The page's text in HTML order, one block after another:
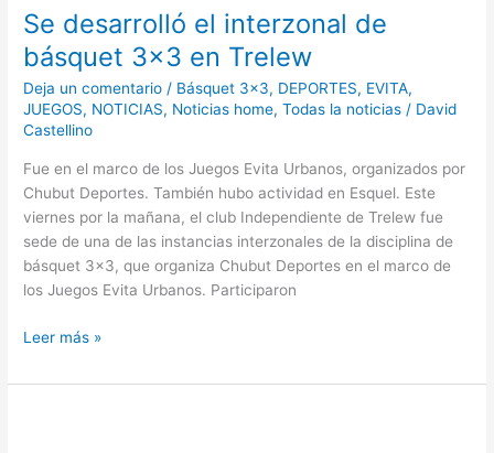
Se desarrolló el interzonal de
básquet 3×3 en Trelew
Deja un comentario / Básquet 3x3, DEPORTES, EVITA,
JUEGOS, NOTICIAS, Noticias home,Todas la noticias / David
Castellino
Fue en el marco de los Juegos Evita Urbanos, organizados por
Chubut Deportes. También hubo actividad en Esquel. Este
viernes por la mañana, el club Independiente de Trelew fue
sede de una de las instancias interzonales de la disciplina de
básquet 3×3, que organiza Chubut Deportes en el marco de
los Juegos Evita Urbanos. Participaron
el
interzonal
de
básquet
3×3
en
Trelew
Leer más »